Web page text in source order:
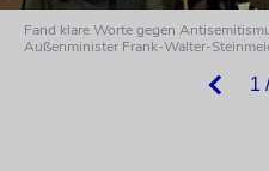
1
Fand klare Worte gegen
Außenminister Frank-Walter-